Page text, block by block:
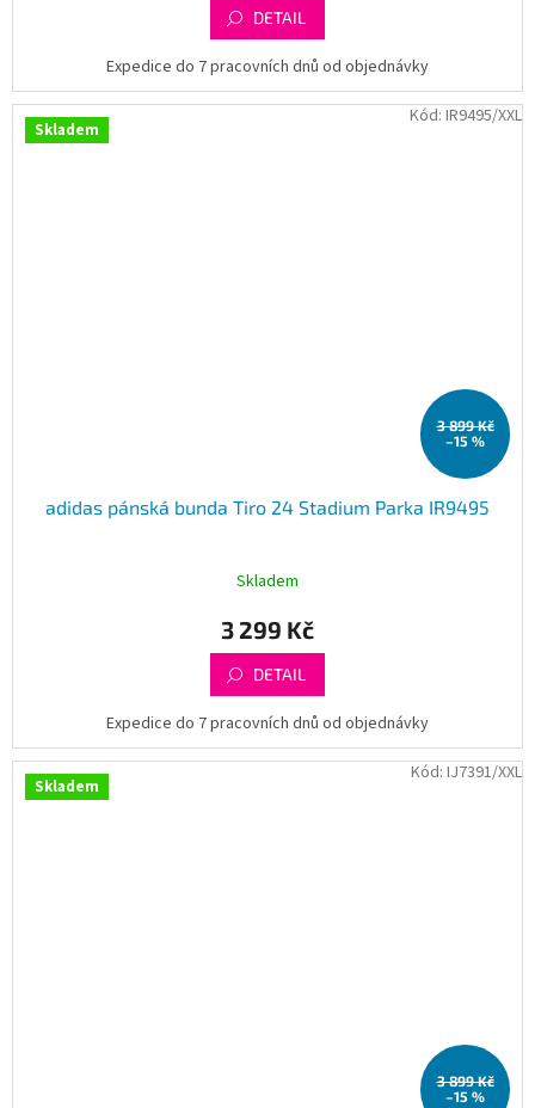
DETAIL
Expedice do 7 pracovních dnů od objednávky
Skladem
3 899 Kč
–15 %
adidas pánská bunda Tiro 24 Stadium Parka IR9495
Skladem
3 299 Kč
DETAIL
Expedice do 7 pracovních dnů od objednávky
Kód: IR9495/XXL
Skladem
3 899 Kč
–15 %
Kód: IJ7391/XXL